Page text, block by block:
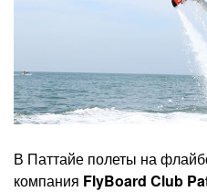
В Паттайе полеты на
компания FlyBoard Club